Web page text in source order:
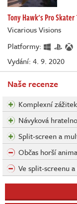
Tony Hawk's Pro Skater
Vicarious Visions
Platformy:
Vydání: 4. 9. 2020
Naše recenze
Komplexní
Návyková
Split-screen a
Občas horší
Ve split-screenu